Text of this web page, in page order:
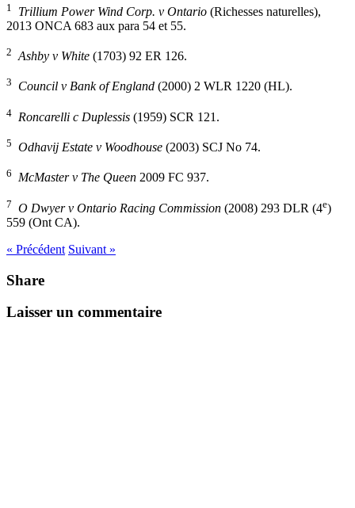
1 Trillium Power Wind Corp. v Ontario (Richesses naturelles),
2013 ONCA 683 aux para 54 et 55.
2 Ashby v White (1703) 92 ER 126.
3 Council v Bank of England (2000) 2 WLR 1220 (HL).
4 Roncarelli c Duplessis (1959) SCR 121.
5 Odhavij Estate v Woodhouse (2003) SCJ No 74.
6 McMaster v The Queen 2009 FC 937.
7 O Dwyer v Ontario Racing Commission (2008) 293 DLR (4e)
559 (Ont CA).
« Précédent Suivant »
Share
Laisser un commentaire